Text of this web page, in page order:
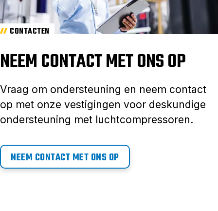
CONTACTEN
NEEM CONTACT MET ONS OP
Vraag om ondersteuning en neem contact
op met onze vestigingen voor deskundige
ondersteuning met luchtcompressoren.
NEEM CONTACT MET ONS OP